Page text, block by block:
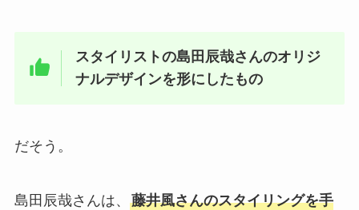
スタイリストの島田辰哉さんのオリジ
ナルデザインを形にしたもの
だそう。
島田辰哉さんは、 藤井風さんのスタイリングを手